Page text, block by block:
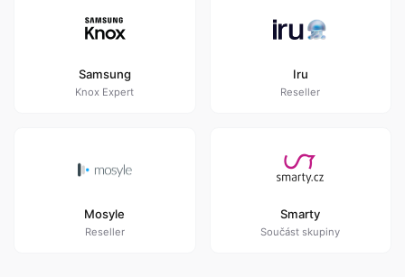
Samsung
Knox Expert
Iru
Reseller
Mosyle
Reseller
Smarty
Součást skupiny